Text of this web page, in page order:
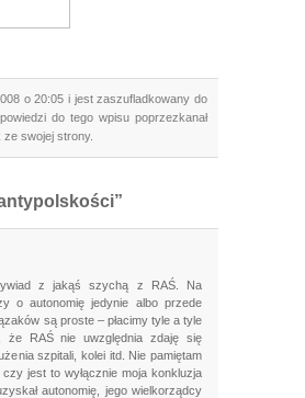
o 20:05 i jest zaszufladkowany do
do tego wpisu poprzezkanał
ze swojej strony.
z jakąś szychą z RAŚ. Na
o autonomię jedynie albo przede
są proste – płacimy tyle a tyle
RAŚ nie uwzględnia zdaję się
szpitali, kolei itd. Nie pamiętam
jest to wyłącznie moja konkluzja
autonomię, jego wielkorządcy